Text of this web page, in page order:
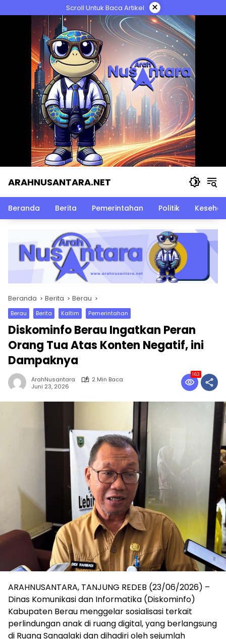
ke
Scroll Untuk Baca Artikel ×
ARAHNUSANTARA.NET
Beranda Berita Pemerintahan Politik
Beranda Berita Berau
Berau Berita Kaltim Pemerintahan
Diskominfo Berau Ingatkan Peran
Orang Tua Atas Konten Negatif, ini
Dampaknya
ArahNusantara
2 Min Baca
Juni 23, 2026
163
ARAHNUSANTARA, TANJUNG REDEB (23/06/2026) –
Dinas Komunikasi dan Informatika (Diskominfo)
Kabupaten Berau menggelar sosialisasi terkait
perlindungan anak di ruang digital, yang berlangsung
di Ruang Sangalaki dan dihadiri oleh sejumlah